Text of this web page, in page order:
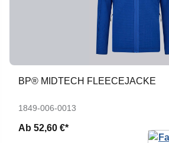
BP® MIDTECH FLEECEJACKE
1849-006-0013
Ab 52,60 €*